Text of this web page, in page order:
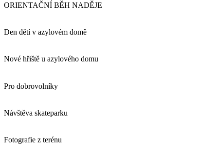
ORIENTAČNÍ BĚH NADĚJE
Den dětí v azylovém domě
Nové hřiště u azylového domu
Pro dobrovolníky
Návštěva skateparku
Fotografie z terénu